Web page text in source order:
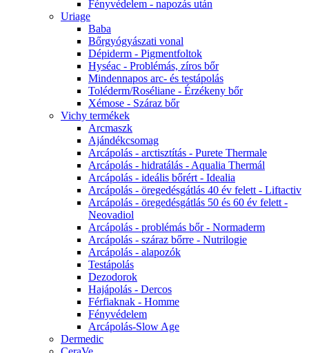
Fényvédelem - napozás után
Uriage
Baba
Bőrgyógyászati vonal
Dépiderm - Pigmentfoltok
Hyséac - Problémás, zíros bőr
Mindennapos arc- és testápolás
Toléderm/Roséliane - Érzékeny bőr
Xémose - Száraz bőr
Vichy termékek
Arcmaszk
Ajándékcsomag
Arcápolás - arctisztítás - Purete Thermale
Arcápolás - hidratálás - Aqualia Thermál
Arcápolás - ideális bőrért - Idealia
Arcápolás - öregedésgátlás 40 év felett - Liftactiv
Arcápolás - öregedésgátlás 50 és 60 év felett -
Neovadiol
Arcápolás - problémás bőr - Normaderm
Arcápolás - száraz bőrre - Nutrilogie
Arcápolás - alapozók
Testápolás
Dezodorok
Hajápolás - Dercos
Férfiaknak - Homme
Fényvédelem
Arcápolás-Slow Age
Dermedic